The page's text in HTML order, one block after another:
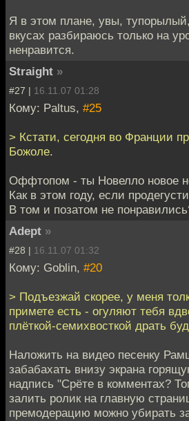
Я в этом плане, увы,
вкусах разбираюсь только на
ненравится.
Straight »
#27 | 16.11.07 01:28
Кому: Paltus, #25
> Кстати, сегодня во Франции
Божоле.
Оффтопом - ты Новелло новое
Как в этом году, если
В том и позатом не
Adept »
#28 | 16.11.07 01:32
Кому: Goblin, #20
> Подъезжай скорее, у меня
примете есть - огуляют тебя
плёткой-семихвосткой драть
Наложить на видео песенку
забабахать внизу экрана
надпись "Срёте в комментах?
залить ролик на главную
премодерацию можно убирать